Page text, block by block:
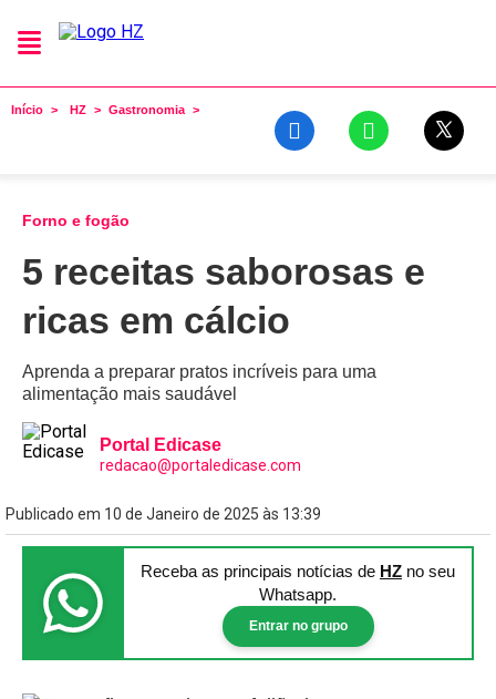
Início HZ Gastronomia
Forno e fogão
5 receitas saborosas e
ricas em cálcio
Aprenda a preparar pratos incríveis para uma
alimentação mais saudável
Portal Edicase
redacao@portaledicase.com
Publicado em 10 de Janeiro de 2025 às 13:39
Receba as principais notícias de HZ no seu
Whatsapp.
Entrar no grupo